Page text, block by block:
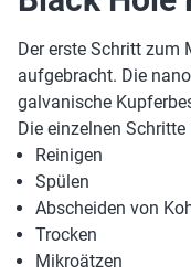
Der erste Schritt zum
aufgebracht. Die
galvanische
Die einzelnen
Reinigen
Spülen
Abscheiden von
Trocken
Mikroätzen